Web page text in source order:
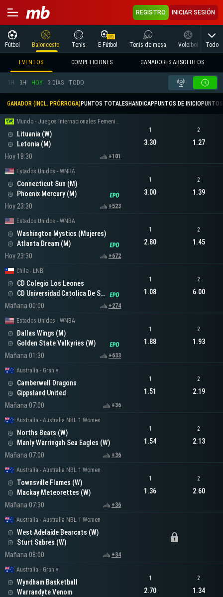
REGISTRO INICIAR SESIÓN
Fútbol Baloncesto Tenis E Fútbol Tenis de mesa Voleibol Todo
EVENTOS COMPETICIONES GANADORES ABSOLUTOS
1H 3H HOY 3 DÍAS TODO
GANADOR (INCL. PRÓRROGA) PUNTOS TOTALES HANDICAP PUNTOS DE INICIO
Mundo - Juegos Internacionales Femeninos
Lituania (W)
Letonia (M)
Hoy 18:30
+101
1
3.30
2
1.27
Estados Unidos - WNBA
Connecticut Sun (M)
Phoenix Mercury (M)
Hoy 23:30
+523
1
3.00
2
1.39
Estados Unidos - WNBA
Washington Mystics (Mujeres)
Atlanta Dream (M)
Hoy 23:30
+672
1
2.80
2
1.45
Chile - LNB
CD Colegio Los Leones
CD Universidad Catolica De Santiago
Mañana 00:00
+274
1
1.08
2
6.00
Estados Unidos - WNBA
Dallas Wings (M)
Golden State Valkyries (W)
Mañana 01:30
+633
1
1.88
2
1.93
Australia - Gran v
Camberwell Dragons
Gippsland United
Mañana 07:00
+36
1
1.51
2
2.19
Australia - Australia NBL 1 Women
Norths Bears (W)
Manly Warringah Sea Eagles (W)
Mañana 07:00
+36
1
1.54
2
2.13
Australia - Australia NBL 1 Women
Townsville Flames (W)
Mackay Meteorettes (W)
Mañana 07:30
+36
1
1.36
2
2.60
Australia - Australia NBL 1 Women
West Adelaide Bearcats (W)
Sturt Sabres (W)
Mañana 08:00
+34
Australia - Gran v
Wyndham Basketball
Warrandyte Venom
1
2.70
2
1.34